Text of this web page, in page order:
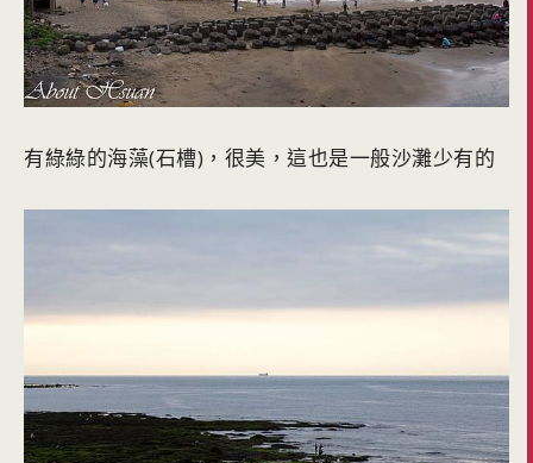
有綠綠的海藻(石槽)，很美，這也是一般沙灘少有的